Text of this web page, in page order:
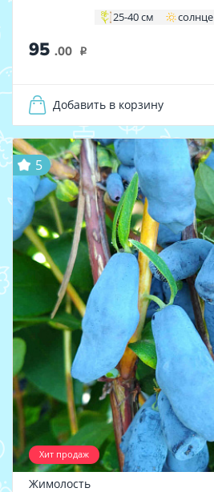
25-40 см солнце
95 .00 i
Добавить в корзину
Хит продаж
5
Жимолость